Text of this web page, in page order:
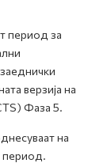
период за
верзија на
Фаза 5.
на
период.